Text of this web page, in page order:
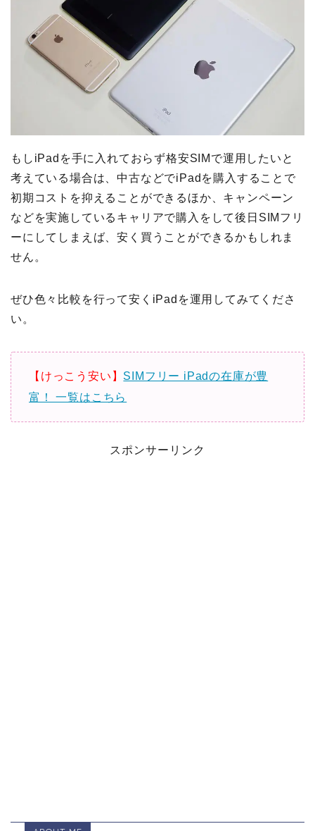
もしiPadを手に入れておらず格安SIMで運用したいと
考えている場合は、中古などでiPadを購入することで
初期コストを抑えることができるほか、キャンペーン
などを実施しているキャリアで購入をして後日SIMフリ
ーにしてしまえば、安く買うことができるかもしれま
せん。
ぜひ色々比較を行って安くiPadを運用してみてくださ
い。
【けっこう安い】 SIMフリー iPadの在庫が豊
富！ 一覧はこちら
スポンサーリンク